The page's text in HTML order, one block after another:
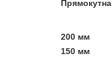
Прямокутна
200 мм
150 мм